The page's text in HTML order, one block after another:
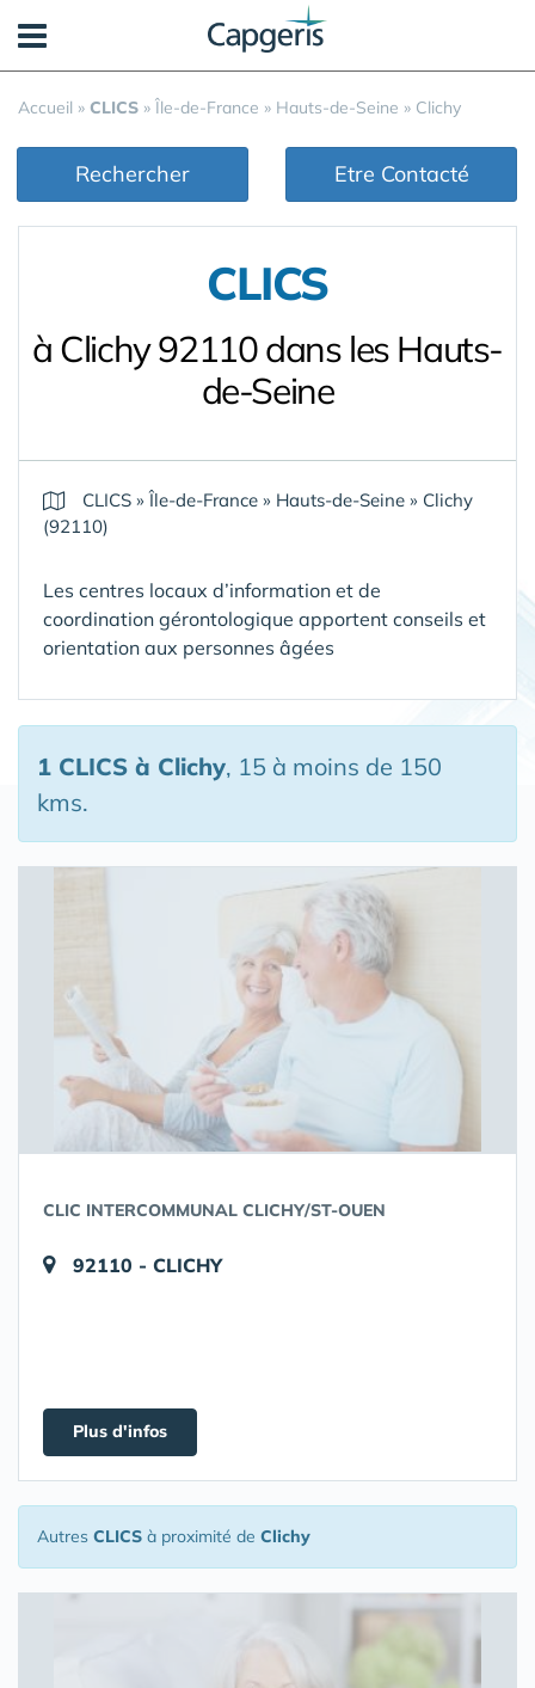
Accueil » CLICS » Île-de-France » Hauts-de-Seine » Clichy
Rechercher Etre Contacté
CLICS
à Clichy 92110 dans les Hauts-
de-Seine
CLICS »Île-de-France » Hauts-de-Seine » Clichy
(92110)
Les centres locaux d’information et de
coordination gérontologique apportent conseils et
orientation aux personnes âgées
1 CLICS à Clichy, 15 à moins de 150
kms.
CLIC INTERCOMMUNAL CLICHY/ST-OUEN
92110 - CLICHY
Plus d'infos
Autres CLICS à proximité de Clichy